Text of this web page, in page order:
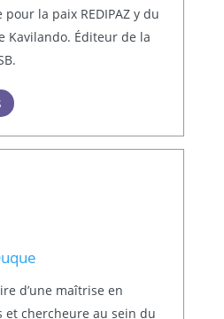
la paix REDIPAZ y du
Kavilando. Éditeur de la
d’une maîtrise en
chercheure au sein du